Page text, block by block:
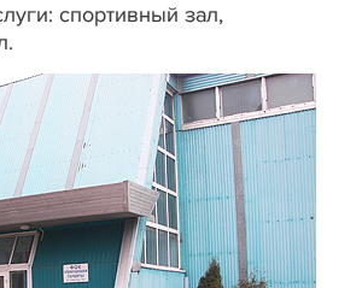
спортивный зал,